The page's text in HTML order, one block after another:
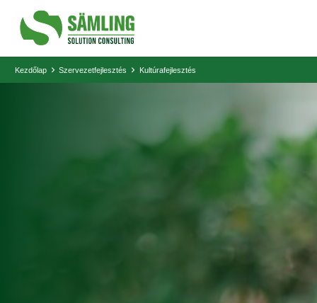
Kezdőlap Szervezetfejlesztés Kultúrafejlesztés